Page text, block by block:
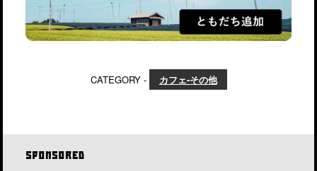
CATEGORY - カフェ-その他
SPONSORED